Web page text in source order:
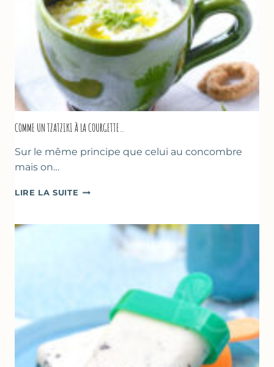
COMME UN TZATZIKI À LA COURGETTE…
Sur le même principe que celui au concombre
mais on…
LIRE LA SUITE COMME
À
COURGETTE…